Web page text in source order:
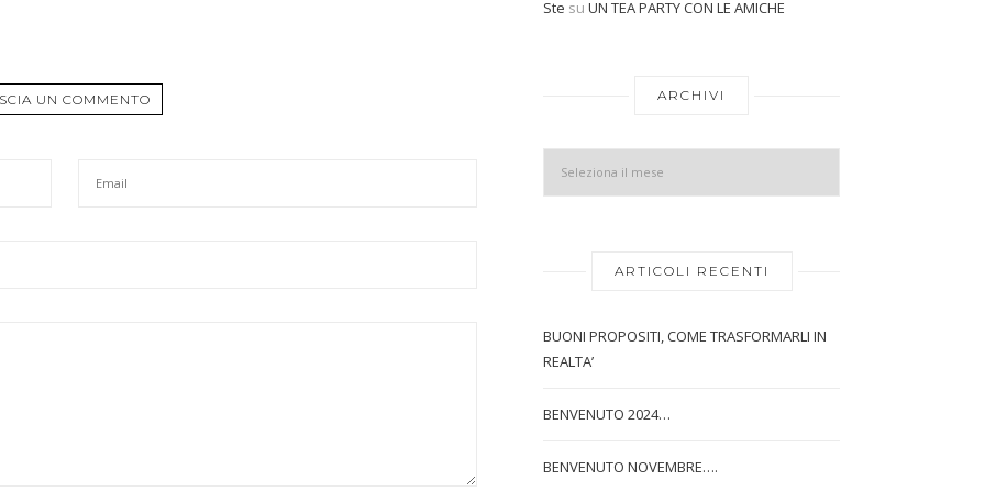
UN COMMENTO
Ste su UN TEA PARTY CON LE AMICHE
ARCHIVI
ARTICOLI RECENTI
BUONI PROPOSITI, COME TRASFORMARLI IN
REALTA’
BENVENUTO 2024…
BENVENUTO NOVEMBRE….